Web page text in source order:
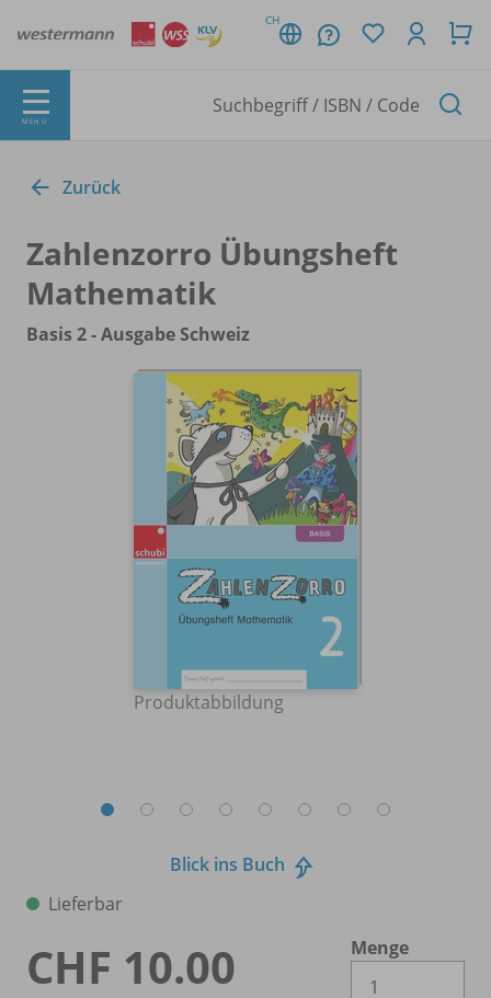
CH
MENÜ
Zurück
Zahlenzorro Übungsheft
Mathematik
Basis 2 - Ausgabe Schweiz
Produktabbildung
Blick ins Buch
Lieferbar
CHF 10.00
Menge